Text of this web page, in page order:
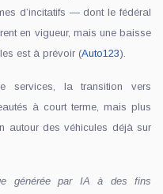
d’incitatifs — dont le fédéral
en vigueur, mais une baisse
est à prévoir (Auto123).
services, la transition vers
à court terme, mais plus
autour des véhicules déjà sur
générée par IA à des fins